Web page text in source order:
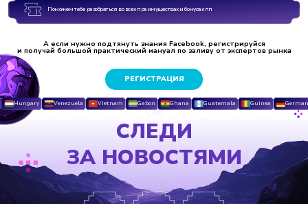
Поможем тебе разобраться во всех преимуществах и бонусах пп
А если нужно подтянуть знания Facebook, регистрируйся
и получай большой практический мануал по заливу от экспертов рынка
РЕГИСТРАЦИЯ
Hungary Venezuela Vietnam Gabon Ghana Guatemala Guinea Germany
СЛЕДИ
ЗА НОВОСТЯМИ